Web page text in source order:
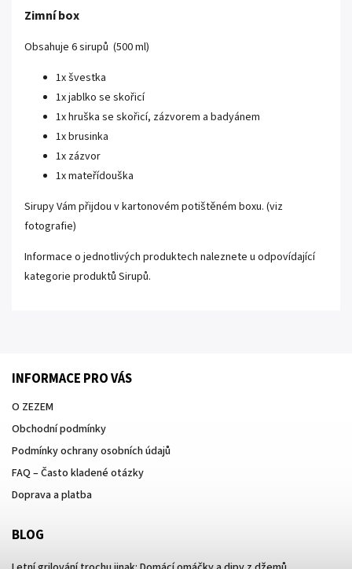
Zimní box
Obsahuje 6 sirupů (500 ml)
1x švestka
1x jablko se skořicí
1x hruška se skořicí, zázvorem a badyánem
1x brusinka
1x zázvor
1x mateřídouška
Sirupy Vám přijdou v kartonovém potištěném boxu. (viz
fotografie)
Informace o jednotlivých produktech naleznete u odpovídající
kategorie produktů Sirupů.
INFORMACE PRO VÁS
O ZEZEM
Obchodní podmínky
Podmínky ochrany osobních údajů
FAQ – Často kladené otázky
Doprava a platba
BLOG